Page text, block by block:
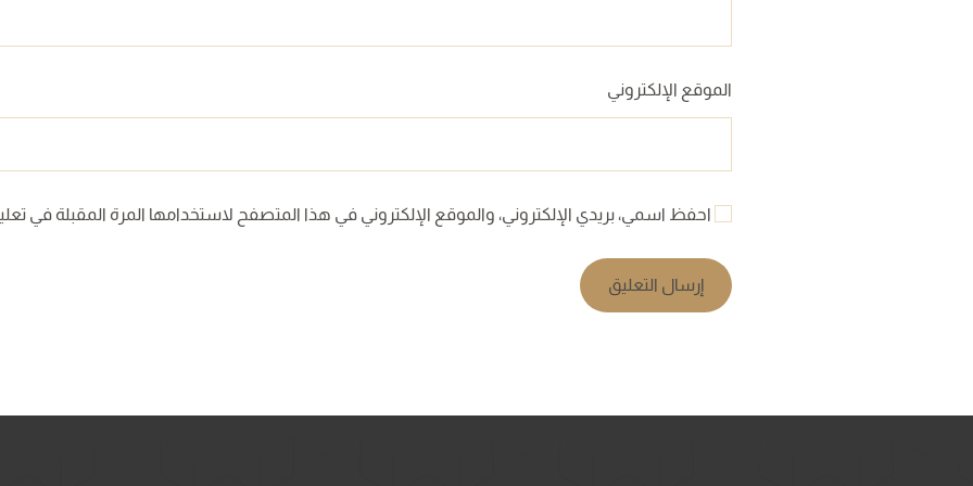
الموقع الإلكتروني
احفظ اسمي، بريدي الإلكتروني، والموقع الإلكتروني في هذا المتصفح لاستخدامها المرة المقبلة في
إرسال التعليق